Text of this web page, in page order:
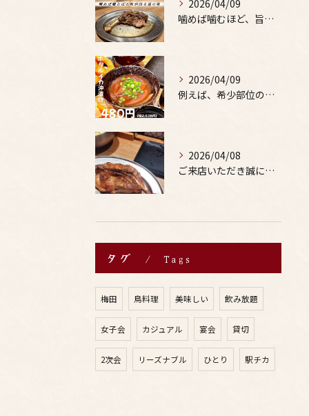
2026/04/09
噛めば噛むほど、旨みがあふれる。
2026/04/09
例えば、希少部位の串を試したり、季節限定の地酒を味わったりす...
2026/04/08
ご来店いただき誠にありがとうございます。
タグ Tags
梅田 鳥料理 美味しい 飲み放題
女子会 カジュアル 宴会 貸切
2次会 リーズナブル ひとり 駅チカ